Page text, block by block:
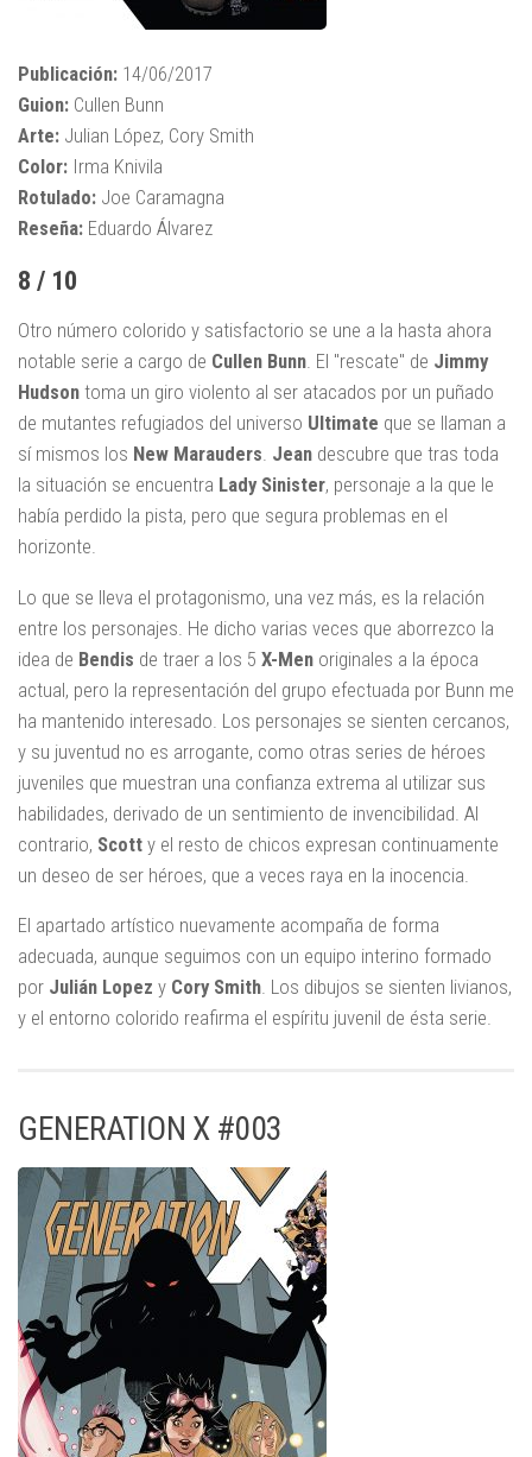
Publicación: 14/06/2017
Guion: Cullen Bunn
Arte: Julian López, Cory Smith
Color: Irma Knivila
Rotulado: Joe Caramagna
Reseña: Eduardo Álvarez
8 / 10
Otro número colorido y satisfactorio se une a la hasta ahora
notable serie a cargo de Cullen Bunn . El "rescate" de Jimmy
Hudson toma un giro violento al ser atacados por un puñado
de mutantes refugiados del universo Ultimate que se llaman a
sí mismos los New Marauders Jean descubre que tras toda
la situación se encuentra Lady Sinister, personaje a la que le
había perdido la pista, pero que segura problemas en el
horizonte.
Lo que se lleva el protagonismo, una vez más, es la relación
entre los personajes. He dicho varias veces que aborrezco la
idea de Bendis de traer a los 5 X-Men originales a la época
actual, pero la representación del grupo efectuada por Bunn me
ha mantenido interesado. Los personajes se sienten cercanos,
y su juventud no es arrogante, como otras series de héroes
juveniles que muestran una confianza extrema al utilizar sus
habilidades, derivado de un sentimiento de invencibilidad. Al
contrario, Scott y el resto de chicos expresan continuamente
un deseo de ser héroes, que a veces raya en la inocencia.
El apartado artístico nuevamente acompaña de forma
adecuada, aunque seguimos con un equipo interino formado
por Julián Lopez y Cory Smith. Los dibujos se sienten livianos,
y el entorno colorido reafirma el espíritu juvenil de ésta serie.
GENERATION X #003